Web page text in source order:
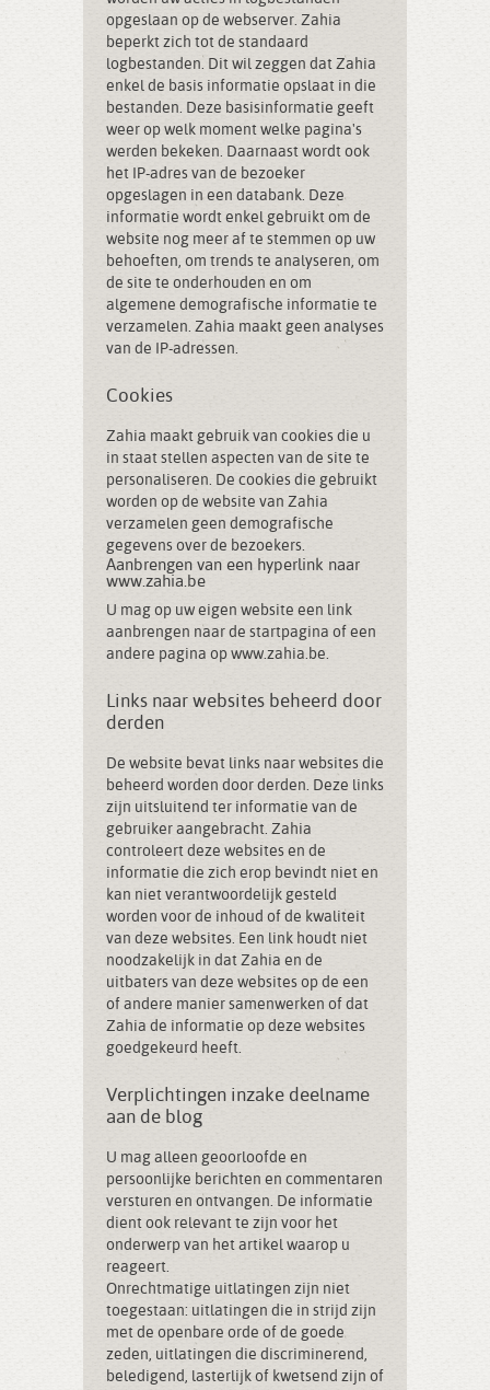
opgeslaan op de webserver. Zahia
beperkt zich tot de standaard
logbestanden. Dit wil zeggen dat Zahia
enkel de basis informatie opslaat in die
bestanden. Deze basisinformatie geeft
weer op welk moment welke pagina's
werden bekeken. Daarnaast wordt ook
het IP-adres van de bezoeker
opgeslagen in een databank. Deze
informatie wordt enkel gebruikt om de
website nog meer af te stemmen op uw
behoeften, om trends te analyseren, om
de site te onderhouden en om
algemene demografische informatie te
verzamelen. Zahia maakt geen analyses
van de IP-adressen.
Cookies
Zahia maakt gebruik van cookies die u
in staat stellen aspecten van de site te
personaliseren. De cookies die gebruikt
worden op de website van Zahia
verzamelen geen demografische
gegevens over de bezoekers.
Aanbrengen van een hyperlink naar
www.zahia.be
U mag op uw eigen website een link
aanbrengen naar de startpagina of een
andere pagina op www.zahia.be.
Links naar websites beheerd door
derden
De website bevat links naar websites die
beheerd worden door derden. Deze links
zijn uitsluitend ter informatie van de
gebruiker aangebracht. Zahia
controleert deze websites en de
informatie die zich erop bevindt niet en
kan niet verantwoordelijk gesteld
worden voor de inhoud of de kwaliteit
van deze websites. Een link houdt niet
noodzakelijk in dat Zahia en de
uitbaters van deze websites op de een
of andere manier samenwerken of dat
Zahia de informatie op deze websites
goedgekeurd heeft.
Verplichtingen inzake deelname
aan de blog
U mag alleen geoorloofde en
persoonlijke berichten en commentaren
versturen en ontvangen. De informatie
dient ook relevant te zijn voor het
onderwerp van het artikel waarop u
reageert.
Onrechtmatige uitlatingen zijn niet
toegestaan: uitlatingen die in strijd zijn
met de openbare orde of de goede
zeden, uitlatingen die discriminerend,
beledigend, lasterlijk of kwetsend zijn of